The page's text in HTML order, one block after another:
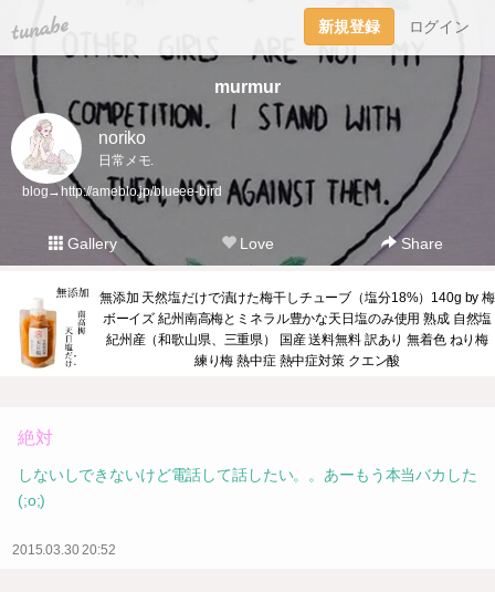
tuna.be 新規登録 ログイン
murmur
noriko
日常メモ.
blog→http://ameblo.jp/blueee-bird
Gallery Love Share
無添加 天然塩だけで漬けた梅干しチューブ（塩分18%）140g by 梅
ボーイズ 紀州南高梅とミネラル豊かな天日塩のみ使用 熟成 自然塩
紀州産（和歌山県、三重県） 国産 送料無料 訳あり 無着色 ねり梅
練り梅 熱中症 熱中症対策 クエン酸
絶対
しないしできないけど電話して話したい。。あーもう本当バカした
(;o;)
2015.03.30 20:52